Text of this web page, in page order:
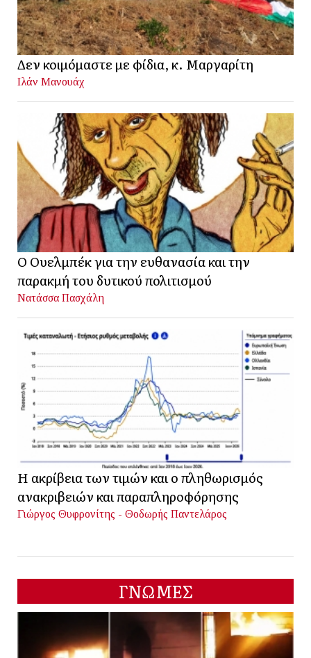
Δεν κοιμόμαστε με φίδια, κ. Μαργαρίτη
Ιλάν Μανουάχ
Ο Ουελμπέκ για την ευθανασία και την
παρακμή του δυτικού πολιτισμού
Νατάσσα Πασχάλη
Η ακρίβεια των τιμών και ο πληθωρισμός
ανακριβειών και παραπληροφόρησης
Γιώργος Θυφρονίτης - Θοδωρής Παντελάρος
ΓΝΩΜΕΣ